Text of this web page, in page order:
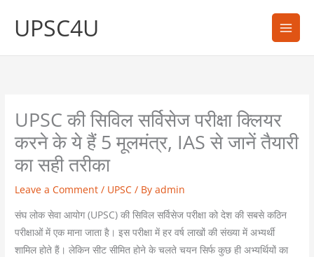
UPSC4U
UPSC की सिविल सर्विसेज परीक्षा क्लियर
करने के ये हैं 5 मूलमंत्र, IAS से जानें तैयारी
का सही तरीका
Leave a Comment / UPSC / Byadmin
संघ लोक सेवा आयोग (UPSC) की सिविल सर्विसेज परीक्षा को देश की सबसे कठिन
परीक्षाओं में एक माना जाता है। इस परीक्षा में हर वर्ष लाखों की संख्या में अभ्यर्थी
शामिल होते हैं। लेकिन सीट सीमित होने के चलते चयन सिर्फ कुछ ही अभ्यर्थियों का